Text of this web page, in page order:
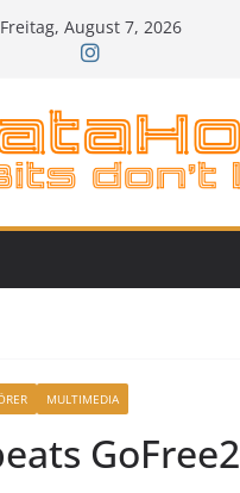
Freitag, August 7, 2026
MULTIMEDIA
GoFree2